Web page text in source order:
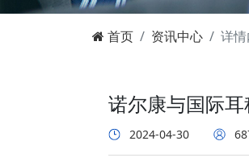
首页 资讯中心 详
诺尔康与国际
2024-04-30